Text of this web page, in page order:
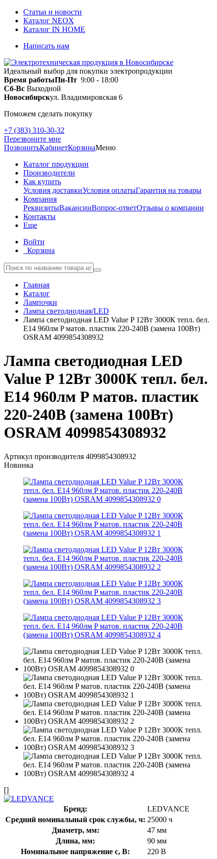
Статьи и новости
Каталог NEOX
Каталог IN HOME
Написать нам
Идеальный выбор для покупки электропродукции
Время работыПн-Пт 9:00 - 18:00
Сб-Вс Выходной
Новосибирскул. Владимировская 6
Поможем сделать покупку
+7 (383) 310-30-32
Перезвоните мне
ПозвонитьКабинетКорзинаМеню
Каталог продукции
Производители
Как купить
Условия доставкиУсловия оплатыГарантия на товары
Компания
РеквизитыВакансииВопрос-ответОтзывы о компании
Контакты
Еще
Войти
Корзина
Главная
Каталог
Лампочки
Лампа светодиодная/LED
Лампа светодиодная LED Value P 12Вт 3000К тепл. бел.
E14 960лм P матов. пластик 220-240В (замена 100Вт)
OSRAM 4099854308932
Лампа светодиодная LED
Value P 12Вт 3000К тепл. бел.
E14 960лм P матов. пластик
220-240В (замена 100Вт)
OSRAM 4099854308932
Артикул производителя 4099854308932
Новинка
[]
Бренд:
LEDVANCE
Средний номинальный срок службы, ч: 25000 ч
Диаметр, мм:
47 мм
Длина, мм:
90 мм
Номинальное напряжение с, В:
220 В